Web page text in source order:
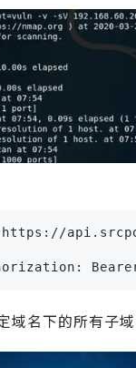
Bearer
域名下的所有子域